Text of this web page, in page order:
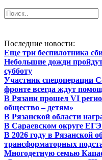
Последние новости:
Еще три беспилотника
Небольшие дожди
субботу
Участник спецоперации
фронте всегда ждут
В Рязани прошел VI
общество – детям»
В Рязанской области
В Сараевском округе
В 2026 году в Рязанской
трансформаторных
Многодетную семью